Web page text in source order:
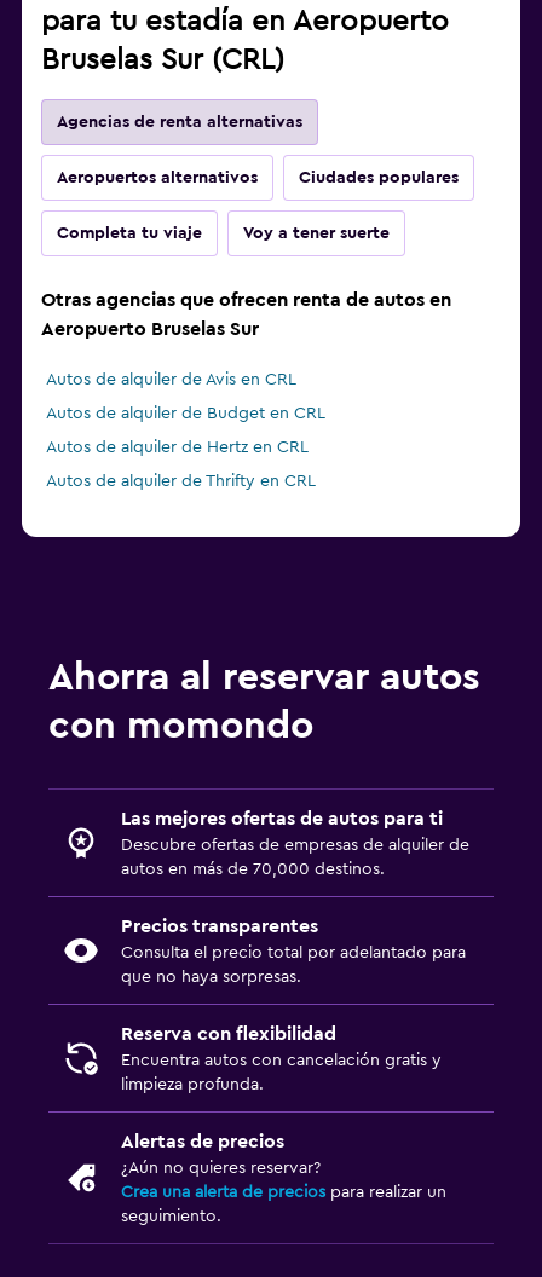
para tu estadía en Aeropuerto
Bruselas Sur (CRL)
Agencias de renta alternativas
Aeropuertos alternativos Ciudades populares
Completa tu viaje Voy a tener suerte
Otras agencias que ofrecen renta de autos en
Aeropuerto Bruselas Sur
Autos de alquiler de Avis en CRL
Autos de alquiler de Budget en CRL
Autos de alquiler de Hertz en CRL
Autos de alquiler de Thrifty en CRL
Ahorra al reservar autos
con momondo
Las mejores ofertas de autos para ti
Descubre ofertas de empresas de alquiler de
autos en más de 70,000 destinos.
Precios transparentes
Consulta el precio total por adelantado para
que no haya sorpresas.
Reserva con flexibilidad
Encuentra autos con cancelación gratis y
limpieza profunda.
Alertas de precios
¿Aún no quieres reservar?
Crea una alerta de precios para realizar un
seguimiento.